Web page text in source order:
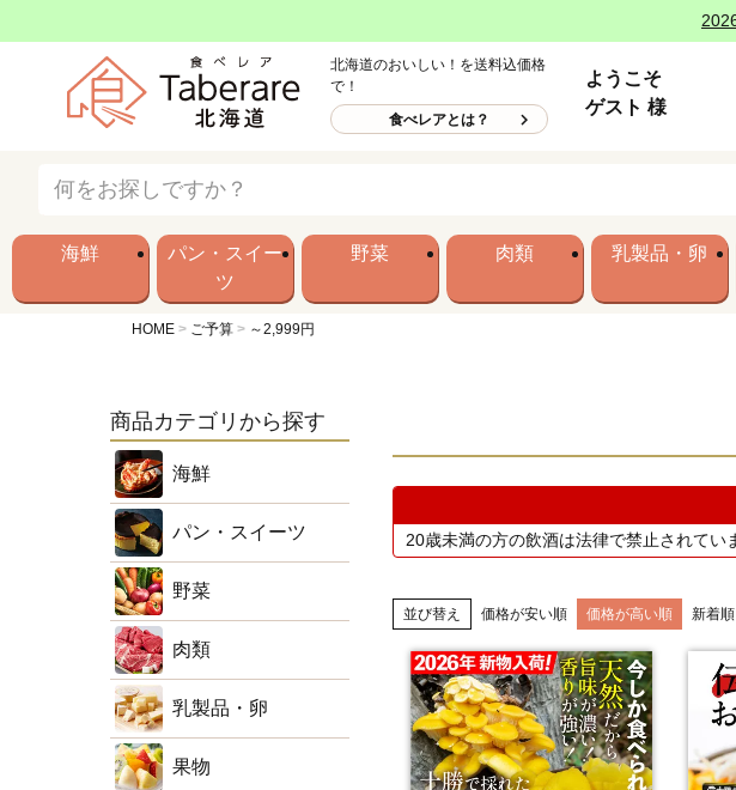
北海道のおいしい！を送料込価格
で！
食べレアとは？
ようこそ
ゲスト 様
海鮮
パン・スイー
ツ
野菜 肉類 乳製品・卵
HOME ご予算 ～2,999円
商品カテゴリから探す
海鮮
パン・スイーツ
野菜
肉類
乳製品・卵
果物
20歳未満の方の飲酒は法律で禁止されてい
並び替え 価格が安い順 価格が高い順 新着順